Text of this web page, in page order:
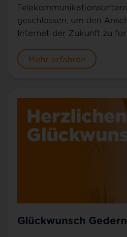
geschlossen, um den
Internet der Zukunft zu
Mehr erfahren
Glückwunsch Gedern